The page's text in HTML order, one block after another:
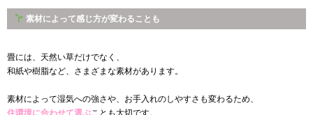
素材によって感じ方が変わることも
畳には、天然い草だけでなく、
和紙や樹脂など、さまざまな素材があります。
素材によって湿気への強さや、お手入れのしやすさも変わるため、
住環境に合わせて選ぶことも大切です。